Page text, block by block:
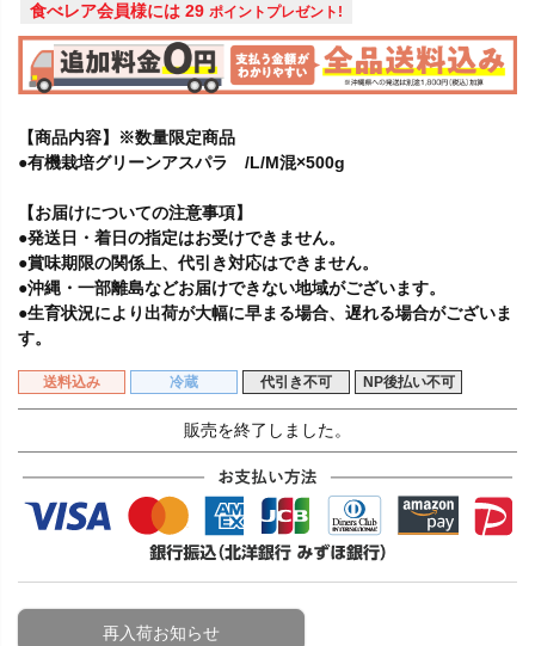
食べレア会員様には 29 ポイントプレゼント!
【商品内容】※数量限定商品
●有機栽培グリーンアスパラ /L/M混×500g
【お届けについての注意事項】
●発送日・着日の指定はお受けできません。
●賞味期限の関係上、代引き対応はできません。
●沖縄・一部離島などお届けできない地域がございます。
●生育状況により出荷が大幅に早まる場合、遅れる場合がございま
す。
送料込み 冷蔵 代引き不可 NP後払い不可
販売を終了しました。
再入荷お知らせ